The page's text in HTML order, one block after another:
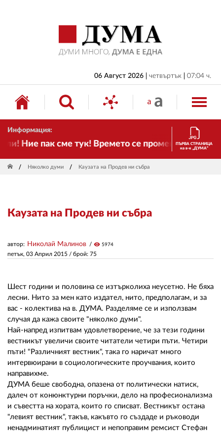
06 Август 2026 четвъртък 07:04 ч.
Информация:
Ние пак сме тук! Времето се променя и налага
ПЪРВА СТРАНИЦА
на в-к „ДУМА“
Няколко думи Каузата на Продев ни събра
Каузата на Продев ни събра
петък, 03 Април 2015 / брой: 75
автор: Николай Малинов visibility 5974
Шест години и половина се изтърколиха неусетно. Не бяха
лесни. Нито за мен като издател, нито, предполагам, и за
вас - колектива на в. ДУМА. Разделяме се и използвам
случая да кажа своите "няколко думи".
Най-напред изпитвам удовлетворение, че за тези години
вестникът увеличи своите читатели четири пъти. Четири
пъти! "Различният вестник", така го наричат много
интервюирани в социологическите проучвания, които
направихме.
ДУМА беше свободна, опазена от политически натиск,
далеч от конюнктурни поръчки, дело на професионализма
и съвестта на хората, които го списват. Вестникът остана
"левият вестник", такъв, какъвто го създаде и ръководи
ненадминатият публицист и непоправим ремсист Стефан
БЪЛГАРИЯ
ИКОНОМИКА
ИЗБОРИ
СВЯТ
ДРУГИ
ЗА НАС
РЕДАКЦИЯ
КОНТАКТИ
РЕКЛАМА
АБОНАМЕНТ
УСЛОВИЯ ЗА ПОЛЗВАНЕ
ПОЛИТИКА ЗА БИСКВИТКИТЕ
ПОЛИТИКАТА ЗА
ПОВЕРИТЕЛНОСТ